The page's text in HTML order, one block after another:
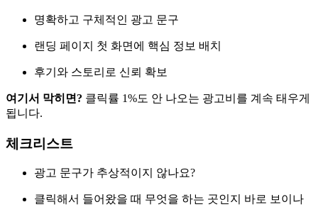
명확하고 구체적인 광고 문구
랜딩 페이지 첫 화면에 핵심 정보 배치
후기와 스토리로 신뢰 확보
여기서 막히면? 클릭률 1%도 안 나오는 광고비를 계속 태우게
됩니다.
체크리스트
광고 문구가 추상적이지 않나요?
클릭해서 들어왔을 때 무엇을 하는 곳인지 바로 보이나